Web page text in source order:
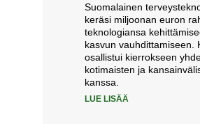
Suomalainen
keräsi miljoonan euron
teknologiansa
kasvun vauhdittamiseen.
osallistui kierrokseen
kotimaisten ja
kanssa.
LUE LISÄÄ